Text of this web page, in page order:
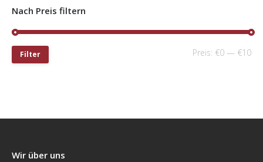
Nach Preis filtern
Filter Preis: €0 — €10
Wir über uns